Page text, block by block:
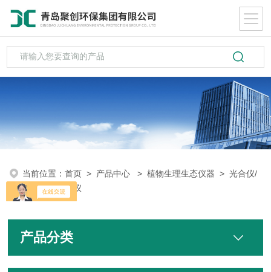
当前位置：首页 > 产品中心 >植物生理生态仪器 >光合仪/
光合作用测定仪
产品分类